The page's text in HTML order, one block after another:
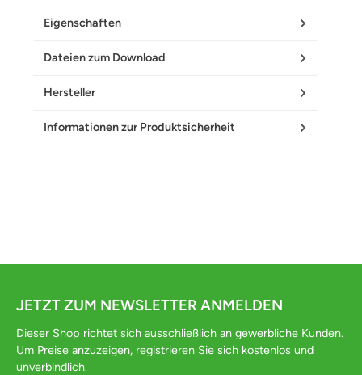
Eigenschaften
Dateien zum Download
Hersteller
Informationen zur Produktsicherheit
JETZT ZUM NEWSLETTER ANMELDEN
Dieser Shop richtet sich ausschließlich an gewerbliche Kunden.
Um Preise anzuzeigen, registrieren Sie sich kostenlos und
unverbindlich.